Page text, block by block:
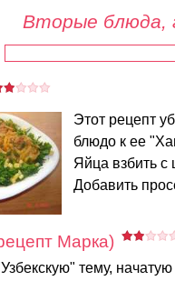
Вторые блюда,
Этот рецепт
блюдо к ее
Яйца взбить с
Добавить
Марка)
тему,